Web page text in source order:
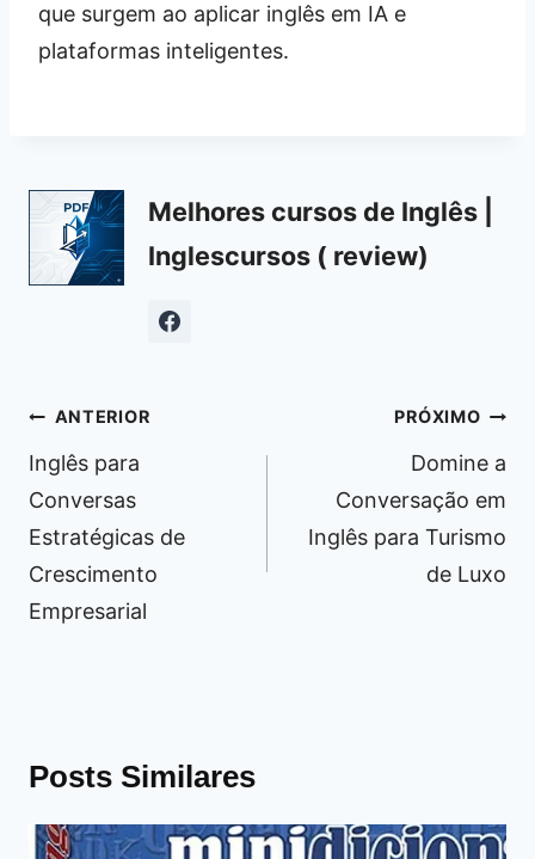
que surgem ao aplicar inglês em IA e
plataformas inteligentes.
Melhores cursos de Inglês |
Inglescursos ( review)
Navegação
de
Post
ANTERIOR
Inglês para
Conversas
Estratégicas de
Crescimento
Empresarial
PRÓXIMO
Domine a
Conversação em
Inglês para Turismo
de Luxo
Posts Similares